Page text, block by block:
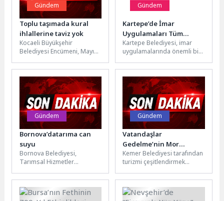
Gündem
Toplu taşımada kural
ihlallerine taviz yok
Kocaeli Büyükşehir
Belediyesi Encümeni, Mayıs
taşıma ve market
denetimlerini masaya
yatırdı....
Gündem
Kartepe’de İmar
Uygulamaları Tüm
Hızıyla Tamamlanıyor
Kartepe Belediyesi, imar
uygulamalarında önemli bir
Çepni Mahallesi 45 (Beşevler
Mevki) nolu...
Gündem
Bornova’datarıma can
suyu
Bornova Belediyesi,
Tarımsal Hizmetler
üreticilere tohum, fide,
arıcılık malzemeleri desteği
ve kesintisiz...
Gündem
Vatandaşlar
Gedelme’nin Mor
Güzelliğiyle Buluştu
Kemer Belediyesi tarafından
turizmi çeşitlendirmek
Yaylası'nda oluşturulan
lavanta bahçesinde hasat
başladı. "Lavanta Tanıtım...